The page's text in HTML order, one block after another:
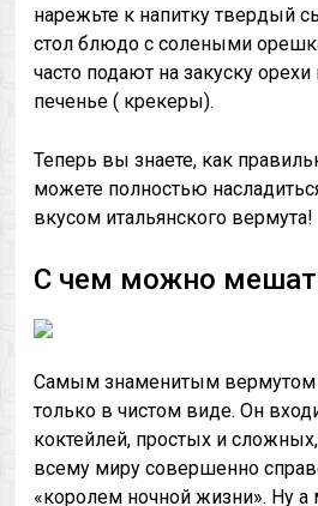
нарежьте к напитку твердый
стол блюдо с солеными
часто подают на закуску
печенье ( крекеры).
Теперь вы знаете, как
можете полностью
вкусом итальянского вермута!
С чем можно
Самым знаменитым вермутом
только в чистом виде. Он
коктейлей, простых и
всему миру совершенно
«королем ночной жизни». Ну